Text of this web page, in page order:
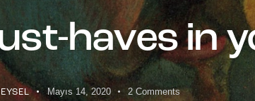
haves in
Mayıs 14, 2020 2 Comments